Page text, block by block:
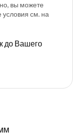
вы можете
см. на
до Вашего